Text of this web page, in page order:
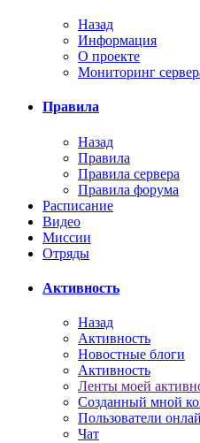
Назад
Информация
О проекте
Мониторинг
Правила
Назад
Правила
Правила сервера
Правила форума
Расписание
Видео
Миссии
Отряды
Активность
Назад
Активность
Новостные блоги
Активность
Ленты моей
Созданный мной
Пользователи
Чат